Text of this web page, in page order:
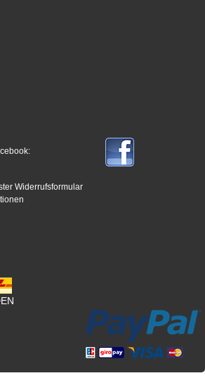
Widerrufsformular